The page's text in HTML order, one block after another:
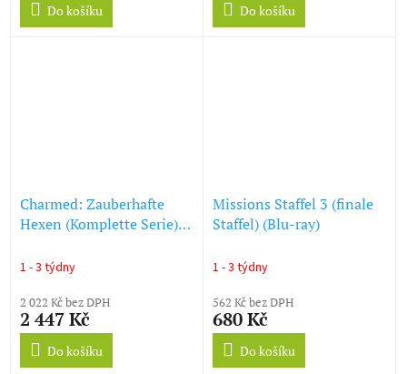
Do košíku Do košíku
Charmed: Zauberhafte
Hexen (Komplette Serie)
1 - 3 týdny
2 022 Kč bez DPH
2 447 Kč
Do košíku
Missions Staffel 3 (finale
Staffel) (Blu-ray)
1 - 3 týdny
562 Kč bez DPH
680 Kč
Do košíku